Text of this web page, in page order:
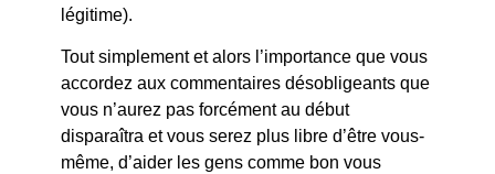
légitime).
Tout simplement et alors l’importance que vous
accordez aux commentaires désobligeants que
vous n’aurez pas forcément au début
disparaîtra et vous serez plus libre d’être vous-
même, d’aider les gens comme bon vous